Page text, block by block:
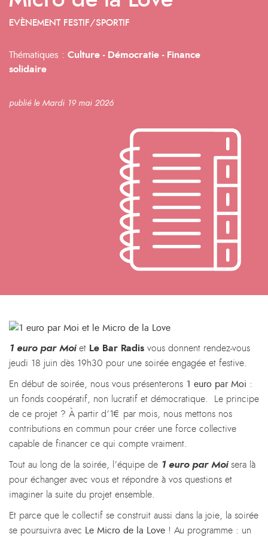
EVÈNEMENT FESTIF/SPORTIF
Thématiques : Culture - Démocratie - Finance
solidaire
publié le Mardi 19 mai 2026
1 euro par Moi et Le Bar Radis vous donnent rendez-vous
jeudi 18 juin dès 19h30 pour une soirée engagée et festive.
En début de soirée, nous vous présenterons 1 euro par Moi :
un fonds coopératif, non lucratif et démocratique. Le principe
de ce projet ? À partir d’1€ par mois, nous mettons nos
contributions en commun pour créer une force collective
capable de financer ce qui compte vraiment.
Tout au long de la soirée, l’équipe de 1 euro par Moisera là
pour échanger avec vous et répondre à vos questions et
imaginer la suite du projet ensemble.
Et parce que le collectif se construit aussi dans la joie, la soirée
se poursuivra avec Le Micro de la Love ! Au programme : un